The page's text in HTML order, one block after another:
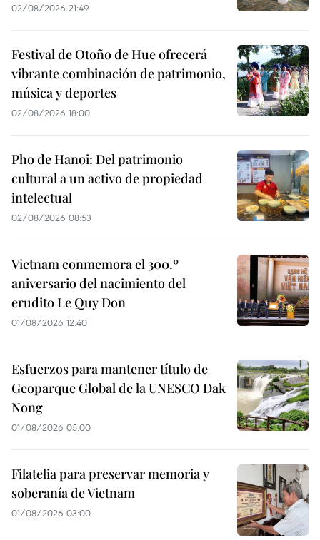
02/08/2026 21:49
Festival de Otoño de Hue ofrecerá
vibrante combinación de patrimonio,
música y deportes
02/08/2026 18:00
Pho de Hanoi: Del patrimonio
cultural a un activo de propiedad
intelectual
02/08/2026 08:53
Vietnam conmemora el 300.º
aniversario del nacimiento del
erudito Le Quy Don
01/08/2026 12:40
Esfuerzos para mantener título de
Geoparque Global de la UNESCO Dak
Nong
01/08/2026 05:00
Filatelia para preservar memoria y
soberanía de Vietnam
01/08/2026 03:00